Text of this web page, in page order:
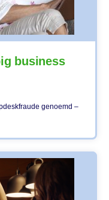
business
genoemd –